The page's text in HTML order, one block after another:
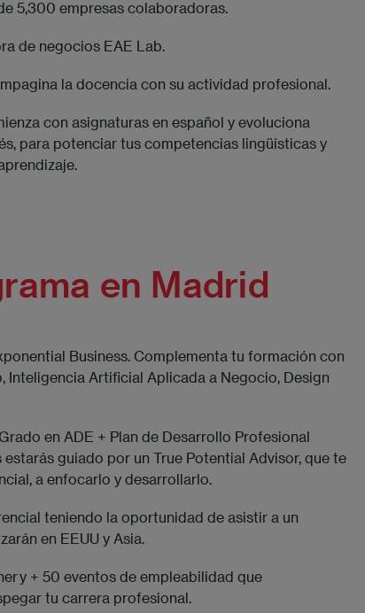
5,300 empresas colaboradoras.
de negocios EAE Lab.
la docencia con su actividad profesional.
con asignaturas en español y evoluciona
para potenciar tus competencias lingüísticas y
en Madrid
Business. Complementa tu formación con
Artificial Aplicada a Negocio, Design
en ADE + Plan de Desarrollo Profesional
guiado por un True Potential Advisor, que te
a enfocarlo y desarrollarlo.
teniendo la oportunidad de asistir a un
en EEUU y Asia.
y + 50 eventos de empleabilidad que
tu carrera profesional.